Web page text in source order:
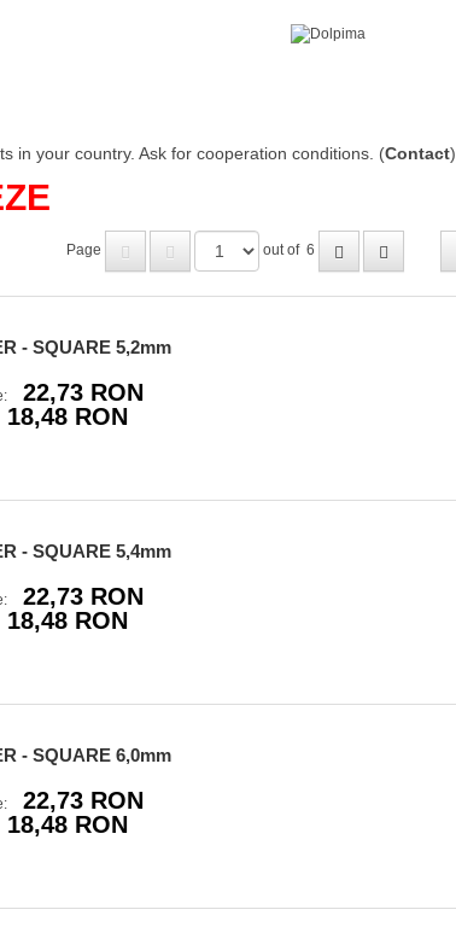
in your country. Ask for cooperation conditions. (Contact)
Page out of 6
- SQUARE 5,2mm
22,73 RON
18,48 RON
- SQUARE 5,4mm
22,73 RON
18,48 RON
- SQUARE 6,0mm
22,73 RON
18,48 RON